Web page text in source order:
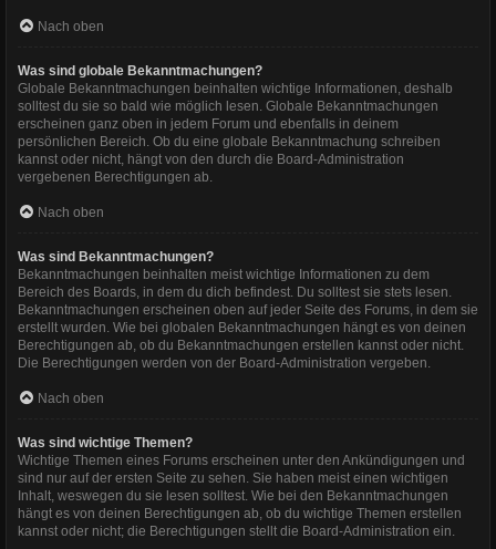
Nach oben
Was sind globale Bekanntmachungen?
Globale Bekanntmachungen beinhalten wichtige Informationen, deshalb
solltest du sie so bald wie möglich lesen. Globale Bekanntmachungen
erscheinen ganz oben in jedem Forum und ebenfalls in deinem
persönlichen Bereich. Ob du eine globale Bekanntmachung schreiben
kannst oder nicht, hängt von den durch die Board-Administration
vergebenen Berechtigungen ab.
Nach oben
Was sind Bekanntmachungen?
Bekanntmachungen beinhalten meist wichtige Informationen zu dem
Bereich des Boards, in dem du dich befindest. Du solltest sie stets lesen.
Bekanntmachungen erscheinen oben auf jeder Seite des Forums, in dem sie
erstellt wurden. Wie bei globalen Bekanntmachungen hängt es von deinen
Berechtigungen ab, ob du Bekanntmachungen erstellen kannst oder nicht.
Die Berechtigungen werden von der Board-Administration vergeben.
Nach oben
Was sind wichtige Themen?
Wichtige Themen eines Forums erscheinen unter den Ankündigungen und
sind nur auf der ersten Seite zu sehen. Sie haben meist einen wichtigen
Inhalt, weswegen du sie lesen solltest. Wie bei den Bekanntmachungen
hängt es von deinen Berechtigungen ab, ob du wichtige Themen erstellen
kannst oder nicht; die Berechtigungen stellt die Board-Administration ein.